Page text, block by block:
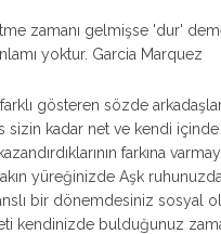
zamanı gelmişse 'dur'
yoktur. Garcia Marquez
gösteren sözde
sizin kadar net ve kendi
farkına
yüreğinizde Aşk
bir dönemdesiniz sosyal
kendinizde bulduğunuz